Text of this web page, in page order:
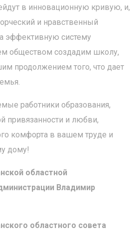
в инновационную кривую, и,
и нравственный
эффективную систему
обществом создадим школу,
продолжением того, что дает
работники образования,
привязанности и любви,
комфорта в вашем труде и
дому!
областной
Владимир
областного совета